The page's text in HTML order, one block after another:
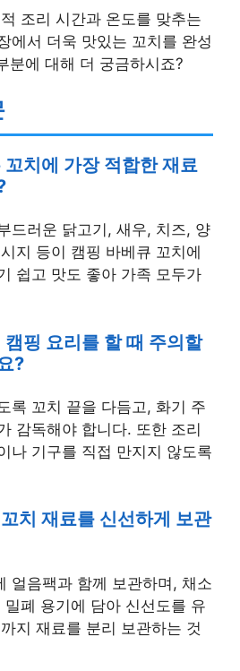
조리 시간과 온도를 맞추는
에서 더욱 맛있는 꼬치를 완성
분에 대해 더 궁금하시죠?
꼬치에 가장 적합한 재료
드러운 닭고기, 새우, 치즈, 양
지 등이 캠핑 바베큐 꼬치에
쉽고 맛도 좋아 가족 모두가
캠핑 요리를 할 때 주의할
?
록 꼬치 끝을 다듬고, 화기 주
감독해야 합니다. 또한 조리
나 기구를 직접 만지지 않도록
치 재료를 신선하게 보관
얼음팩과 함께 보관하며, 채소
폐 용기에 담아 신선도를 유
지 재료를 분리 보관하는 것